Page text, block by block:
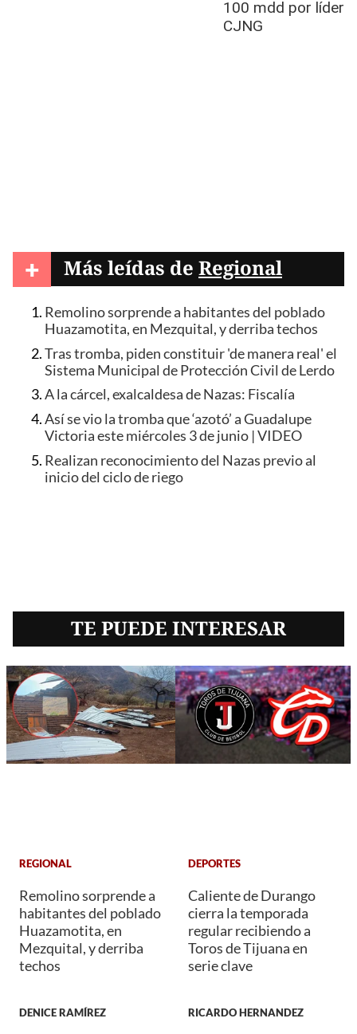
+ Más leídas de Regional
Remolino sorprende a habitantes del poblado
Huazamotita, en Mezquital, y derriba techos
Tras tromba, piden constituir 'de manera real' el
Sistema Municipal de Protección Civil de Lerdo
A la cárcel, exalcaldesa de Nazas: Fiscalía
Así se vio la tromba que ‘azotó’ a Guadalupe
Victoria este miércoles 3 de junio | VIDEO
Realizan reconocimiento del Nazas previo al
inicio del ciclo de riego
TE PUEDE INTERESAR
REGIONAL
Remolino sorprende a
habitantes del poblado
Huazamotita, en
Mezquital, y derriba
techos
DENICE RAMÍREZ
DEPORTES
Caliente de Durango
cierra la temporada
regular recibiendo a
Toros de Tijuana en
serie clave
RICARDO HERNANDEZ